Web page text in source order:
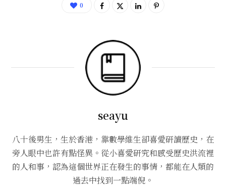
0
seayu
八十後男生，生於香港，靠數學維生卻喜愛研讀歷史，在
旁人眼中也許有點怪異。從小喜愛研究和感受歷史洪流裡
的人和事，認為這個世界正在發生的事情，都能在人類的
過去中找到一點端倪。